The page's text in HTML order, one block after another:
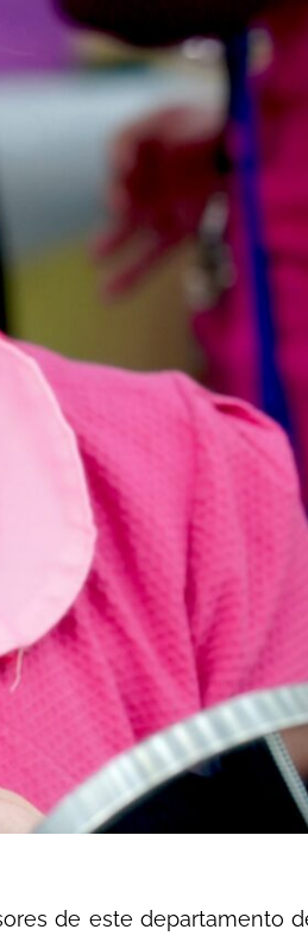
de este departamento